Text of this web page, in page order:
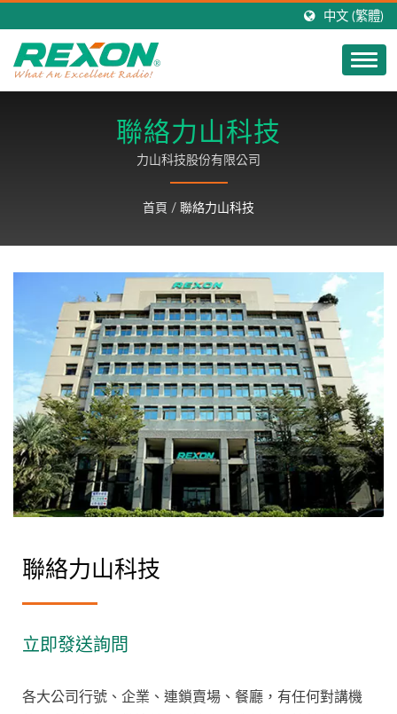
中文 (繁體)
聯絡力山科技
力山科技股份有限公司
首頁 / 聯絡力山科技
聯絡力山科技
立即發送詢問
各大公司行號、企業、連鎖賣場、餐廳，有任何對講機